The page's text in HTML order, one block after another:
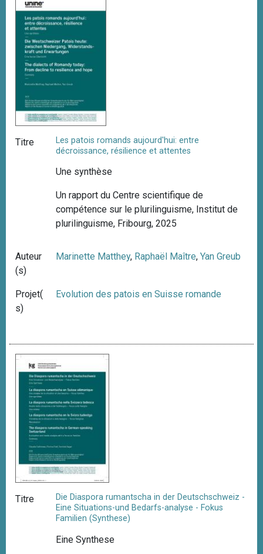
Titre
Les patois romands aujourd'hui: entre
décroissance, résilience et attentes
Une synthèse
Un rapport du Centre scientifique de
compétence sur le plurilinguisme, Institut de
plurilinguisme, Fribourg, 2025
Auteur
(s)
Marinette Matthey, Raphaël Maître,Yan Greub
Projet(
s)
Evolution des patois en Suisse romande
Titre
Die Diaspora rumantscha in der Deutschschweiz -
Eine Situations-und Bedarfs-analyse - Fokus
Familien (Synthese)
Eine Synthese